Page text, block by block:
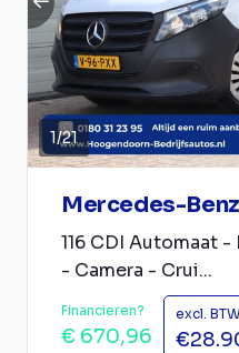
1/21
Mercedes-
116 CDI Automaat -
- Camera - Crui...
Financieren?
€ 670,96
excl. BTW